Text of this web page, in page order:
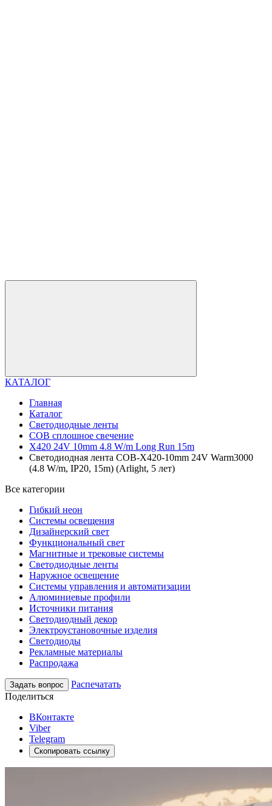
КАТАЛОГ
Главная
Каталог
Светодиодные ленты
COB сплошное свечение
X420 24V 10mm 4.8 W/m Long Run 15m
Светодиодная лента COB-X420-10mm 24V Warm3000
(4.8 W/m, IP20, 15m) (Arlight, 5 лет)
Все категории
Гибкий неон
Системы освещения
Дизайнерский свет
Функциональный свет
Магнитные и трековые системы
Светодиодные ленты
Наружное освещение
Системы управления и автоматизации
Алюминиевые профили
Источники питания
Светодиодный декор
Электроустановочные изделия
Светодиоды
Рекламные материалы
Распродажа
Задать вопрос
Распечатать
Поделиться
ВКонтакте
Viber
Telegram
Скопировать ссылку